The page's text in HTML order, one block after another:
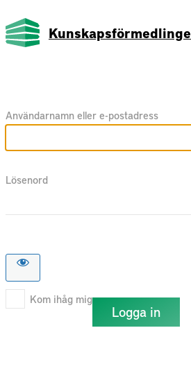
Användarnamn eller e-postadress
Lösenord
Kom ihåg mig